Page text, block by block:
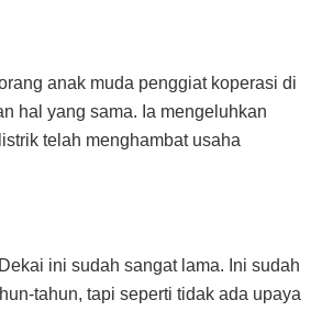
anak muda penggiat koperasi di
hal yang sama. Ia mengeluhkan
telah menghambat usaha
ini sudah sangat lama. Ini sudah
tahun, tapi seperti tidak ada upaya